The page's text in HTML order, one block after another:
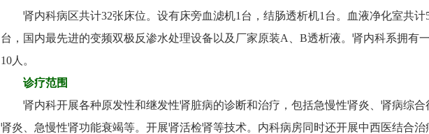
肾内科病区共计32张床位。设有床旁血滤机1台，结肠透析机1台。血液净化室共
台，国内最先进的变频双极反渗水处理设备以及厂家原装A、B透析液。肾内科系拥有
10人。
诊疗范围
肾内科开展各种原发性和继发性肾脏病的诊断和治疗，包括急慢性肾炎、肾病综
肾炎、急慢性肾功能衰竭等。开展肾活检肾等技术。内科病房同时还开展中西医结合治